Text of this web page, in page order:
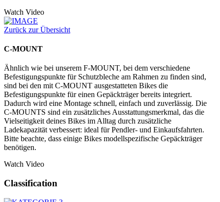
Watch Video
Zurück zur Übersicht
C-MOUNT
Ähnlich wie bei unserem F-MOUNT, bei dem verschiedene
Befestigungspunkte für Schutzbleche am Rahmen zu finden sind,
sind bei den mit C-MOUNT ausgestatteten Bikes die
Befestigungspunkte für einen Gepäckträger bereits integriert.
Dadurch wird eine Montage schnell, einfach und zuverlässig. Die
C-MOUNTS sind ein zusätzliches Ausstattungsmerkmal, das die
Vielseitigkeit deines Bikes im Alltag durch zusätzliche
Ladekapazität verbessert: ideal für Pendler- und Einkaufsfahrten.
Bitte beachte, dass einige Bikes modellspezifische Gepäckträger
benötigen.
Watch Video
Classification